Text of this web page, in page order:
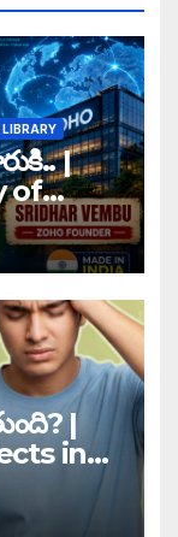
|
of
Vembu
|
in